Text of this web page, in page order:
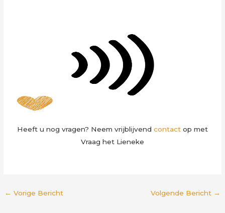
Heeft u nog vragen? Neem vrijblijvend contact op met
Vraag het Lieneke
← Vorige Bericht Volgende Bericht →